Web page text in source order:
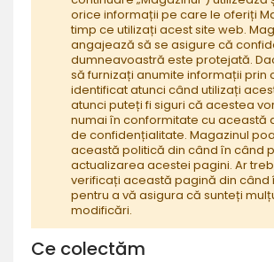
orice informații pe care le oferiți
timp ce utilizați acest site web.
angajează să se asigure că
dumneavoastră este protejată.
să furnizați anumite informații prin
identificat atunci când utilizați
atunci puteți fi siguri că acestea
numai în conformitate cu această
de confidențialitate. Magazinul
această politică din când în când
actualizarea acestei pagini. Ar
verificați această pagină din când
pentru a vă asigura că sunteți
modificări.
Ce colectăm